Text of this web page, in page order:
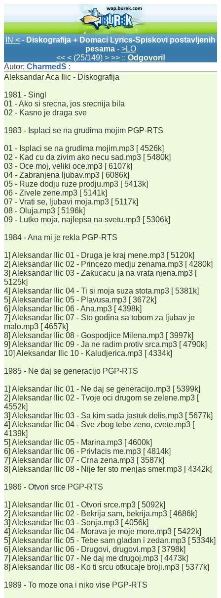
IN < - Diskografija + Domaci Lyrics-Spiskovi postavljenih
pesama- >LO
<< < (25/149) > >> :: Odgovori!
Autor: CharmedS :
Aleksandar Aca Ilic - Diskografija
1981 - Singl
01 - Ako si srecna, jos srecnija bila
02 - Kasno je draga sve
1983 - Isplaci se na grudima mojim PGP-RTS
01 - Isplaci se na grudima mojim.mp3 [ 4526k]
02 - Kad cu da zivim ako necu sad.mp3 [ 5480k]
03 - Oce moj, veliki oce.mp3 [ 6107k]
04 - Zabranjena ljubav.mp3 [ 6086k]
05 - Ruze dodju ruze prodju.mp3 [ 5413k]
06 - Zivele zene.mp3 [ 5141k]
07 - Vrati se, ljubavi moja.mp3 [ 5117k]
08 - Oluja.mp3 [ 5196k]
09 - Lutko moja, najlepsa na svetu.mp3 [ 5306k]
1984 - Ana mi je rekla PGP-RTS
1] Aleksandar Ilic 01 - Druga je kraj mene.mp3 [ 5120k]
2] Aleksandar Ilic 02 - Princezo medju zenama.mp3 [ 4280k]
3] Aleksandar Ilic 03 - Zakucacu ja na vrata njena.mp3 [
5125k]
4] Aleksandar Ilic 04 - Ti si moja suza stota.mp3 [ 5381k]
5] Aleksandar Ilic 05 - Plavusa.mp3 [ 3672k]
6] Aleksandar Ilic 06 - Ana.mp3 [ 4398k]
7] Aleksandar Ilic 07 - Sto godina sa tobom za ljubav je
malo.mp3 [ 4657k]
8] Aleksandar Ilic 08 - Gospodjice Milena.mp3 [ 3997k]
9] Aleksandar Ilic 09 - Ja ne radim protiv srca.mp3 [ 4790k]
10] Aleksandar Ilic 10 - Kaludjerica.mp3 [ 4334k]
1985 - Ne daj se generacijo PGP-RTS
1] Aleksandar Ilic 01 - Ne daj se generacijo.mp3 [ 5399k]
2] Aleksandar Ilic 02 - Tvoje oci drugom se zelene.mp3 [
4552k]
3] Aleksandar Ilic 03 - Sa kim sada jastuk delis.mp3 [ 5677k]
4] Aleksandar Ilic 04 - Sve zbog tebe zeno, cvete.mp3 [
4139k]
5] Aleksandar Ilic 05 - Marina.mp3 [ 4600k]
6] Aleksandar Ilic 06 - Privlacis me.mp3 [ 4814k]
7] Aleksandar Ilic 07 - Crna zena.mp3 [ 3587k]
8] Aleksandar Ilic 08 - Nije fer sto menjas smer.mp3 [ 4342k]
1986 - Otvori srce PGP-RTS
1] Aleksandar Ilic 01 - Otvori srce.mp3 [ 5092k]
2] Aleksandar Ilic 02 - Bekrija sam, bekrija.mp3 [ 4686k]
3] Aleksandar Ilic 03 - Sonja.mp3 [ 4056k]
4] Aleksandar Ilic 04 - Morava je moje more.mp3 [ 5422k]
5] Aleksandar Ilic 05 - Tebe sam gladan i zedan.mp3 [ 5334k]
6] Aleksandar Ilic 06 - Drugovi, drugovi.mp3 [ 3798k]
7] Aleksandar Ilic 07 - Ne daj me drugoj.mp3 [ 4473k]
8] Aleksandar Ilic 08 - Ko ti srcu otkucaje broji.mp3 [ 5377k]
1989 - To moze ona i niko vise PGP-RTS